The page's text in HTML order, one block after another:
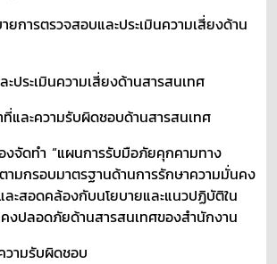
ยการตรวจสอบและประเมินความเสี่ยงด้าน
ประเมินความเสี่ยงด้านสารสนเทศ
และความรับผิดชอบด้านสารสนเทศ
จัดทำ “แผนการรับมือภัยคุกคามทาง
ตามกรอบมาตรฐานด้านการรักษาความมั่นคง
ละสอดคล้องกับนโยบายและแนวปฏิบัติใน
งปลอดภัยด้านสารสนเทศของสำนักงาน
วามรับผิดชอบ